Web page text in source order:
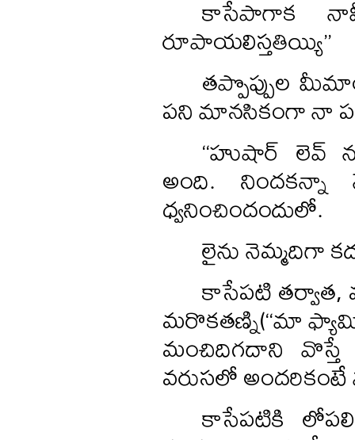
కాసేపాగాక
రూపాయలిస్తతియ్యి’’
తప్పొప్పుల
పని మానసికంగా నా
‘‘హుషార్‌ లెవ్‌
అంది.
ధ్వనించిందందులో.
లైను నెమ్మదిగా
కాసేపటి తర్వాత,
మరొకతణ్ని(‘‘మా
మంచిదిగదాని వొస్తే
వరుసలో
కాసేపటికి